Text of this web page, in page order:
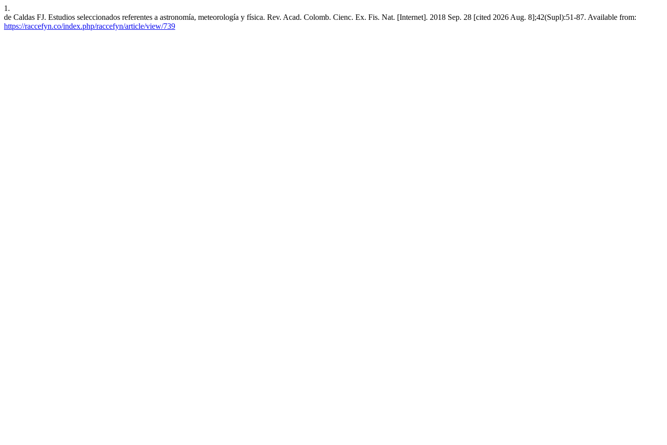
1.
de Caldas FJ. Estudios seleccionados referentes a astronomía, meteorología y física. Rev. Acad. Colomb. Cienc. Ex. Fis. Nat. [Internet]. 2018 Sep. 28 [cited 2026 Aug. 8];42(Supl):51-87. Available from:
https://raccefyn.co/index.php/raccefyn/article/view/739